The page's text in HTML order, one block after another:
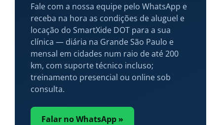
Fale com a nossa equipe pelo WhatsApp e
receba na hora as condições de aluguel e
locação do SmartXide DOT para a sua
clínica — diária na Grande São Paulo e
mensal em cidades num raio de até 200
km, com suporte técnico incluso;
treinamento presencial ou online sob
consulta.
Falar no WhatsApp »